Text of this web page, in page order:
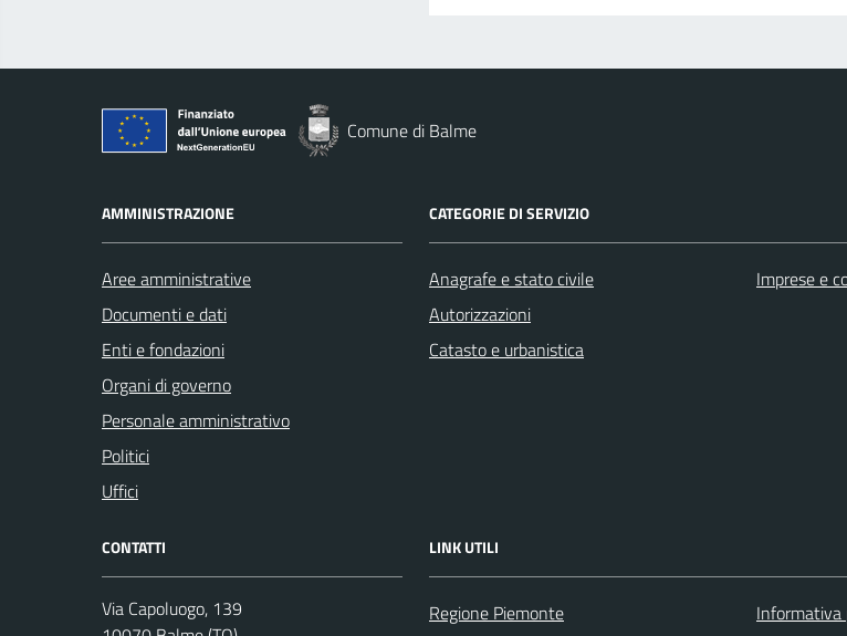
Comune di Balme
AMMINISTRAZIONE
Aree amministrative
Documenti e dati
Enti e fondazioni
Organi di governo
Personale amministrativo
Politici
Uffici
CATEGORIE DI SERVIZIO
Anagrafe e stato civile
Autorizzazioni
Catasto e urbanistica
Imprese e
CONTATTI
Via Capoluogo, 139
LINK UTILI
Regione Piemonte
Informativa